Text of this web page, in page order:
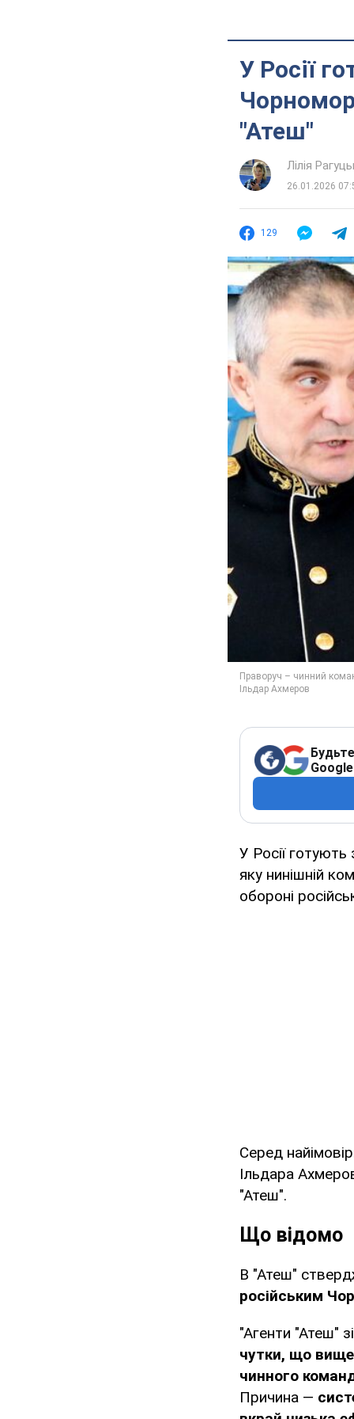
У Росії
"Атеш"
Лілія
26.01.2026
129
Google
У Росії
яку нинішній
обороні
Серед
Ільдара
"Атеш".
Що відомо
В "Атеш"
російським
"Агенти "Атеш"
чутки, що вище
чинного
Причина —